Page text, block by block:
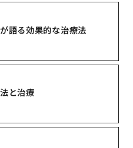
語る効果的な治療法
と治療